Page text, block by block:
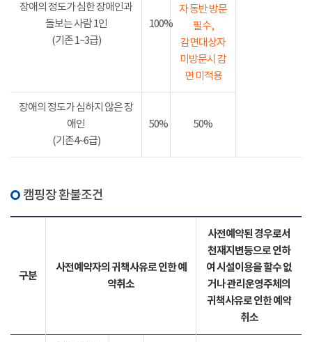
자 동반 방문
필수,
감면대상자
미방문시 감
면 미적용
장애의 정도가 심한 장애인과
돌보는 사람 1인
(기존 1~3급)
100%
장애의 정도가 심하지 않은 장
애인
(기존4~6급)
50% 50%
캠핑장 환불조건
구분
사전예약자의 귀책사유로 인한 예
약취소
사전예약된 경우로서
천재지변등으로 인하
여 시설이용을 할수 없
거나 관리운영주체의
귀책사유로 인한 예약
취소